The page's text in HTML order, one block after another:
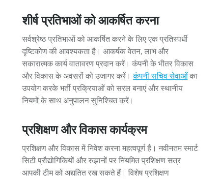
शीर्ष प्रतिभाओं को आकर्षित करना
सर्वश्रेष्ठ प्रतिभाओं को आकर्षित करने के लिए एक प्रतिस्पर्धी
दृष्टिकोण की आवश्यकता है। आकर्षक वेतन, लाभ और
सकारात्मक कार्य वातावरण प्रदान करें। कंपनी के भीतर विकास
और विकास के अवसरों को उजागर करें।कंपनी सचिव सेवाओंका
उपयोग करके भर्ती प्रक्रियाओं को सरल बनाएं और स्थानीय
नियमों के साथ अनुपालन सुनिश्चित करें।
प्रशिक्षण और विकास कार्यक्रम
प्रशिक्षण और विकास में निवेश करना महत्वपूर्ण है। नवीनतम स्मार्ट
सिटी प्रौद्योगिकियों और रुझानों पर नियमित प्रशिक्षण सत्र
आपकी टीम को अद्यतित रख सकते हैं। विशेष प्रशिक्षण